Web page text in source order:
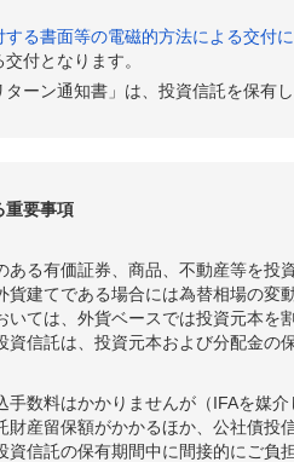
する書面等の電磁的方法による交付
付となります。
ターン通知書」は、投資信託を保有
重要事項
ある有価証券、商品、不動産等を
貨建てである場合には為替相場の
いては、外貨ベースでは投資元本
資信託は、投資元本および分配金の
手数料はかかりませんが（IFAを媒
財産留保額がかかるほか、公社債
資信託の保有期間中に間接的にご